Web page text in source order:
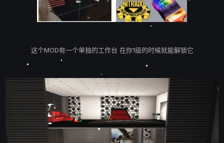
这个MOD有一个单独的工作台 在你1级的时候就能解锁它